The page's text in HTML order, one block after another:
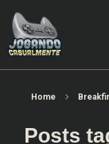
Home
Posts